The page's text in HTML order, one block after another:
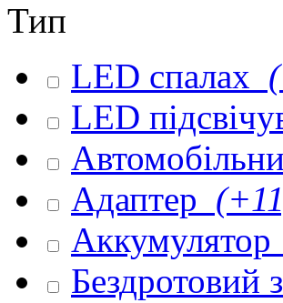
Тип
LED спалах
LED
Адаптер
Аккумулятор
Бездротовий